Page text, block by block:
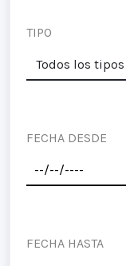
TIPO
FECHA DESDE
FECHA HASTA